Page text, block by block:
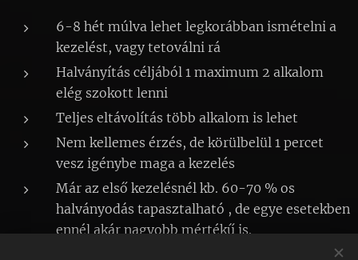
6-8 hét múlva lehet legkorábban ismételni a
kezelést, vagy tetoválni rá
Halványítás céljából 1 maximum 2 alkalom
elég szokott lenni
Teljes eltávolítás több alkalom is lehet
Nem kellemes érzés, de körülbelül 1 percet
vesz igénybe maga a kezelés
Már az első kezelésnél kb. 60-70 % os
halványodás tapasztalható , de egye esetekben
ennél akár nagyobb mértékű is.